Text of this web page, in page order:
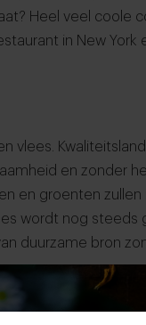
Heel veel coole
in New York
vlees.
en zonder
en groenten
wordt nog
duurzame bron